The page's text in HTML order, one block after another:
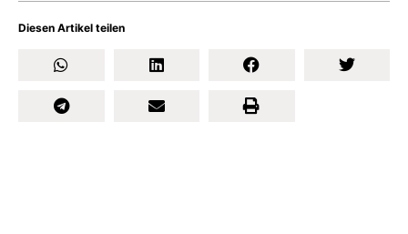
Diesen Artikel teilen